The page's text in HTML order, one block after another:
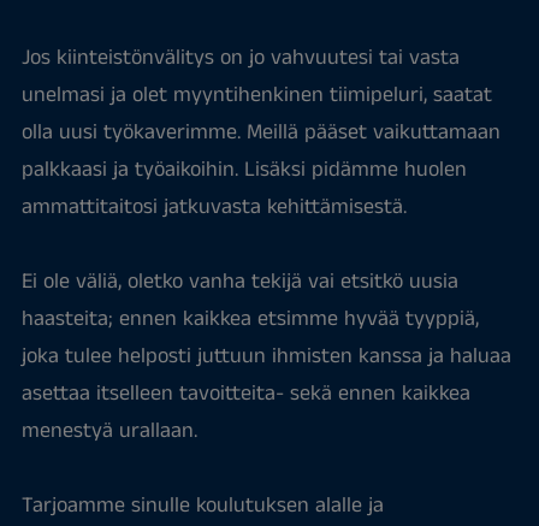
Jos kiinteistönvälitys on jo vahvuutesi tai vasta
unelmasi ja olet myyntihenkinen tiimipeluri, saatat
olla uusi työkaverimme. Meillä pääset vaikuttamaan
palkkaasi ja työaikoihin. Lisäksi pidämme huolen
ammattitaitosi jatkuvasta kehittämisestä.
Ei ole väliä, oletko vanha tekijä vai etsitkö uusia
haasteita; ennen kaikkea etsimme hyvää tyyppiä,
joka tulee helposti juttuun ihmisten kanssa ja haluaa
asettaa itselleen tavoitteita- sekä ennen kaikkea
menestyä urallaan.
Tarjoamme sinulle koulutuksen alalle ja